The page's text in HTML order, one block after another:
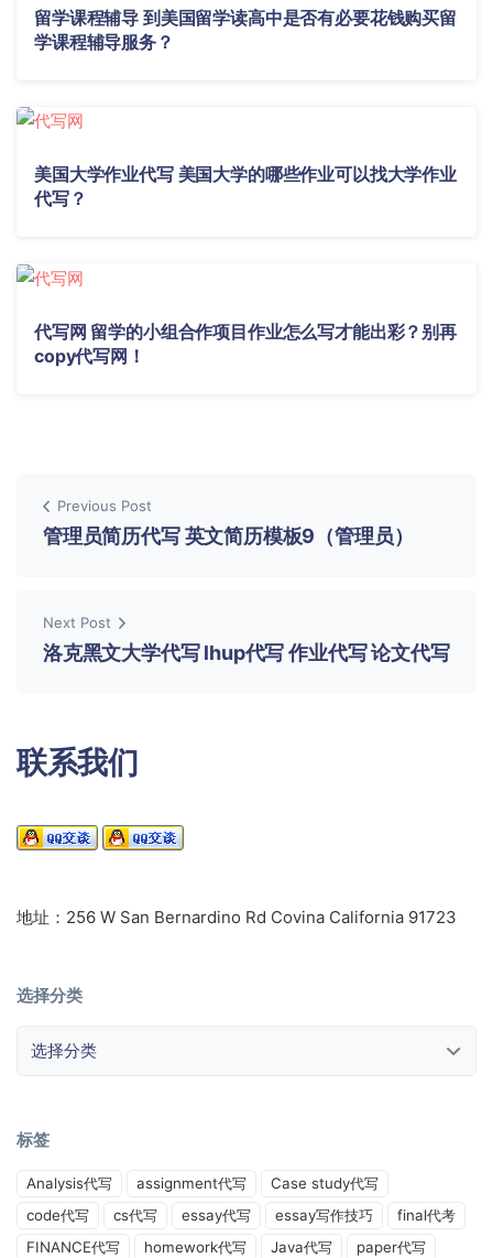
留学课程辅导 到美国留学读高中是否有必要花钱购买留
学课程辅导服务？
美国大学作业代写 美国大学的哪些作业可以找大学作业
代写？
代写网 留学的小组合作项目作业怎么写才能出彩？别再
copy代写网！
Previous Post
管理员简历代写 英文简历模板9（管理员）
Next Post
洛克黑文大学代写 lhup代写 作业代写 论文代写
联系我们
地址：256 W San Bernardino Rd Covina California 91723
选择分类
标签
Analysis代写 assignment代写
Case study代写
code代写
cs代写 essay代写 essay写作技巧
final代考
FINANCE代写
homework代写 Java代写
paper代写